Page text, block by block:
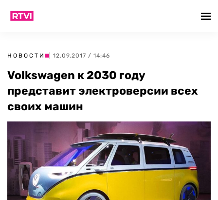
НОВОСТИ | 12.09.2017 / 14:46
Volkswagen к 2030 году
представит электроверсии всех
своих машин